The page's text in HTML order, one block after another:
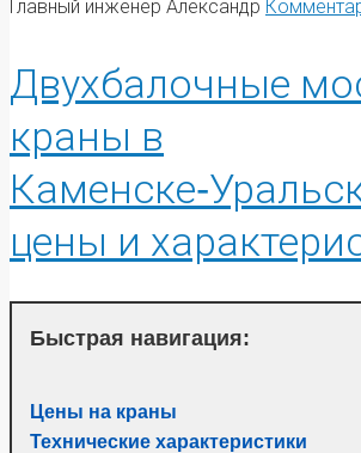
Главный инженер Александр
Двухбалочные
краны в
цены и
Быстрая навигация:
Цены на краны
Технические характеристики